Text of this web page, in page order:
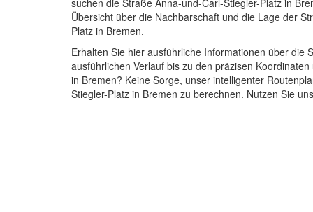
suchen die Straße Anna-und-Carl-Stiegler-Platz in
Übersicht über die Nachbarschaft und die Lage der
Platz in Bremen.
Erhalten Sie hier ausführliche Informationen über
ausführlichen Verlauf bis zu den präzisen
in Bremen? Keine Sorge, unser intelligenter
Stiegler-Platz in Bremen zu berechnen. Nutzen Sie